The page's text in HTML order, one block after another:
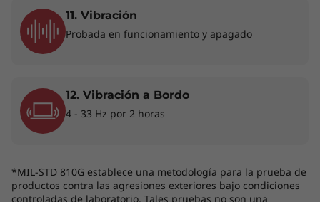
rendimiento del PC según el uso alternando
entre los modos de rendimiento extremo y
avanzado.
11. Vibración
Probada en funcionamiento y apagado
12. Vibración a Bordo
4 - 33 Hz por 2 horas
*MIL-STD 810G establece una metodología para la prueba de
productos contra las agresiones exteriores bajo condiciones
controladas de laboratorio. Tales pruebas no son una